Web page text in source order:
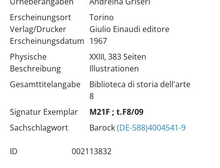
Erscheinungsort
Verlag/Drucker
Erscheinungsdatum
Torino
Giulio Einaudi editore
1967
Physische
Beschreibung
XXIII, 383 Seiten
Illustrationen
Gesamttitelangabe
Biblioteca di storia dell'arte
8
Signatur Exemplar
M21F ; t.F8/09
Sachschlagwort
Barock(DE-588)4004541-9
ID 002113832